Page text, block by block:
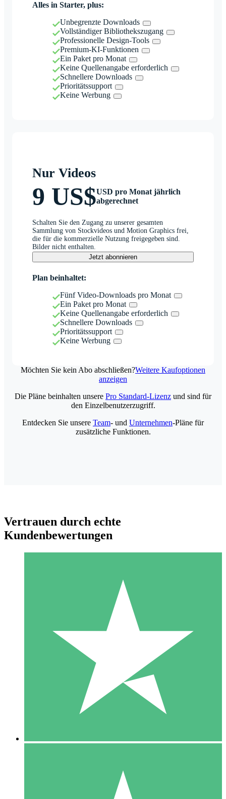
Alles in Starter, plus:
Unbegrenzte Downloads
Vollständiger Bibliothekszugang
Professionelle Design-Tools
Premium-KI-Funktionen
Ein Paket pro Monat
Keine Quellenangabe erforderlich
Schnellere Downloads
Prioritätssupport
Keine Werbung
Nur Videos
9 US$USD pro Monat jährlich
abgerechnet
Schalten Sie den Zugang zu unserer gesamten
Sammlung von Stockvideos und Motion Graphics frei,
die für die kommerzielle Nutzung freigegeben sind.
Bilder nicht enthalten.
Jetzt abonnieren
Plan beinhaltet:
Fünf Video-Downloads pro Monat
Ein Paket pro Monat
Keine Quellenangabe erforderlich
Schnellere Downloads
Prioritätssupport
Keine Werbung
Möchten Sie kein Abo abschließen?Weitere Kaufoptionen
anzeigen
Individuelle Credit-Pakete
Zahlen Sie nach Bedarf mit Download-Credits. Keine
monatliche Verpflichtung erforderlich.
10 00
10 Downloads
20 00
Die Pläne beinhalten unsere Pro Standard-Lizenz und sind für
den Einzelbenutzerzugriff.
Entdecken Sie unsere Team- und Unternehmen-Pläne für
zusätzliche Funktionen.
Vertrauen durch echte
Kundenbewertungen